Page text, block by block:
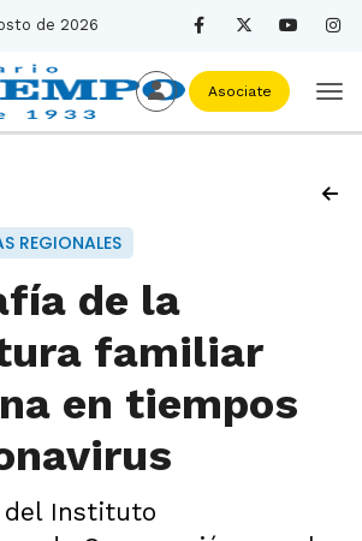
de 2026
Asociate
REGIONALES
de la
familiar
en tiempos
del Instituto